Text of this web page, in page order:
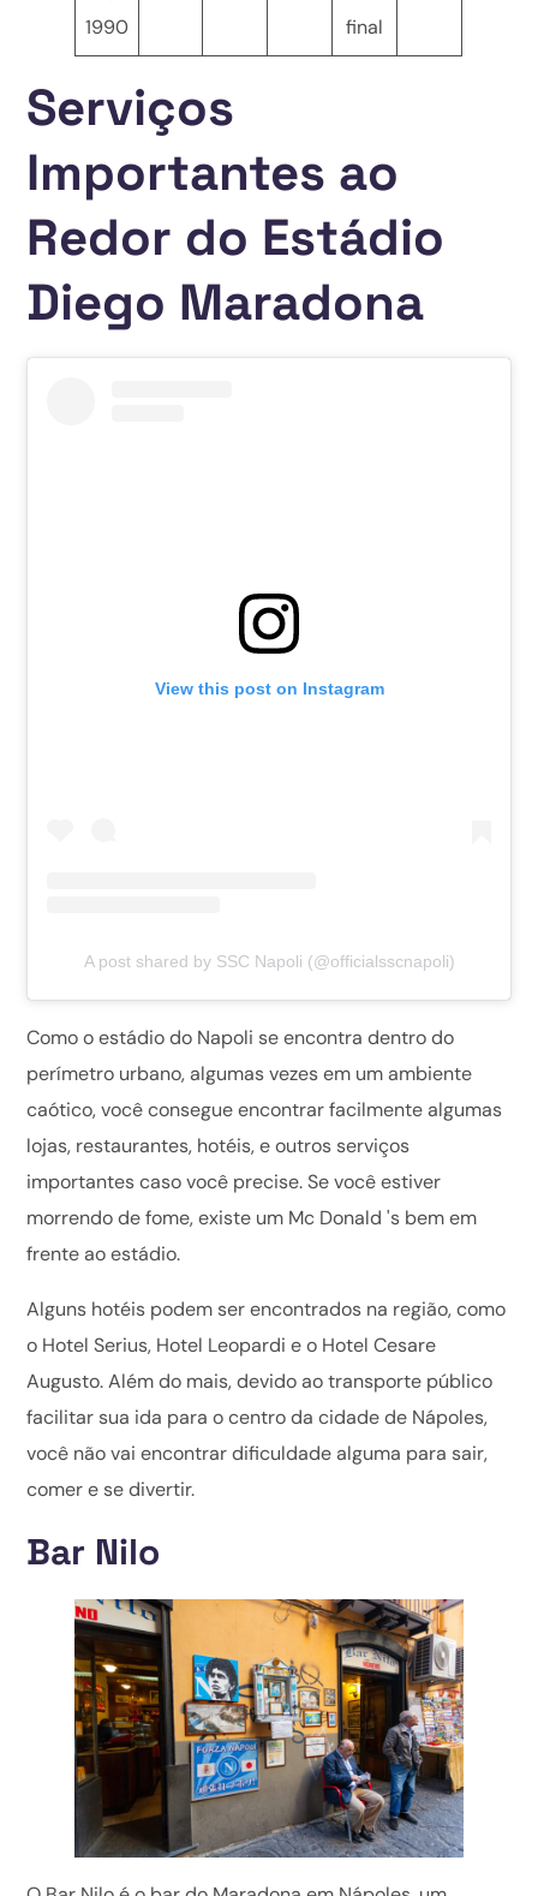
1990
final
Serviços
Importantes ao
Redor do Estádio
Diego Maradona
View this post on Instagram
A post shared by SSC Napoli (@officialsscnapoli)
Como o estádio do Napoli se encontra dentro do
perímetro urbano, algumas vezes em um ambiente
caótico, você consegue encontrar facilmente algumas
lojas, restaurantes, hotéis, e outros serviços
importantes caso você precise. Se você estiver
morrendo de fome, existe um Mc Donald 's bem em
frente ao estádio.
Alguns hotéis podem ser encontrados na região, como
o Hotel Serius, Hotel Leopardi e o Hotel Cesare
Augusto. Além do mais, devido ao transporte público
facilitar sua ida para o centro da cidade de Nápoles,
você não vai encontrar dificuldade alguma para sair,
comer e se divertir.
Bar Nilo